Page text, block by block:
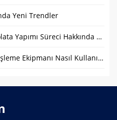
Yeni Trendler
Kakao Çekirdeklerinden Çikolata Yapımı Süreci Hakkında SSS
Çikolata Yapmak İçin Kakao İşleme Ekipmanı Nasıl Kullanılır?